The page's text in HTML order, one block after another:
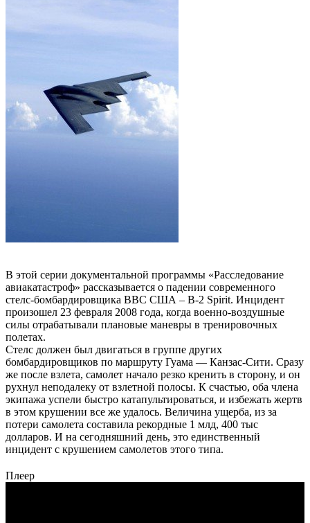
В этой серии документальной программы «Расследование
авиакатастроф» рассказывается о падении современного
стелс-бомбардировщика ВВС США – B-2 Spirit. Инцидент
произошел 23 февраля 2008 года, когда военно-воздушные
силы отрабатывали плановые маневры в тренировочных
полетах.
Стелс должен был двигаться в группе других
бомбардировщиков по маршруту Гуама — Канзас-Сити. Сразу
же после взлета, самолет начало резко кренить в сторону, и он
рухнул неподалеку от взлетной полосы. К счастью, оба члена
экипажа успели быстро катапультироваться, и избежать жертв
в этом крушении все же удалось. Величина ущерба, из за
потери самолета составила рекордные 1 млд, 400 тыс
долларов. И на сегодняшний день, это единственный
инцидент с крушением самолетов этого типа.
Плеер